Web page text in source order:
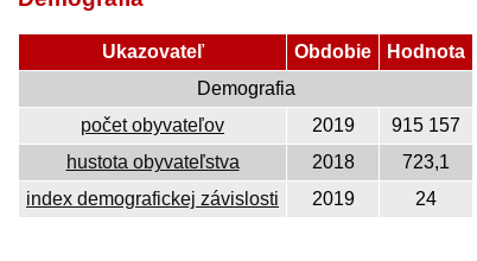
Ukazovateľ Obdobie
Hodnota
Demografia
počet obyvateľov
2019
915 157
hustota obyvateľstva
2018
723,1
index demografickej závislosti
2019 24